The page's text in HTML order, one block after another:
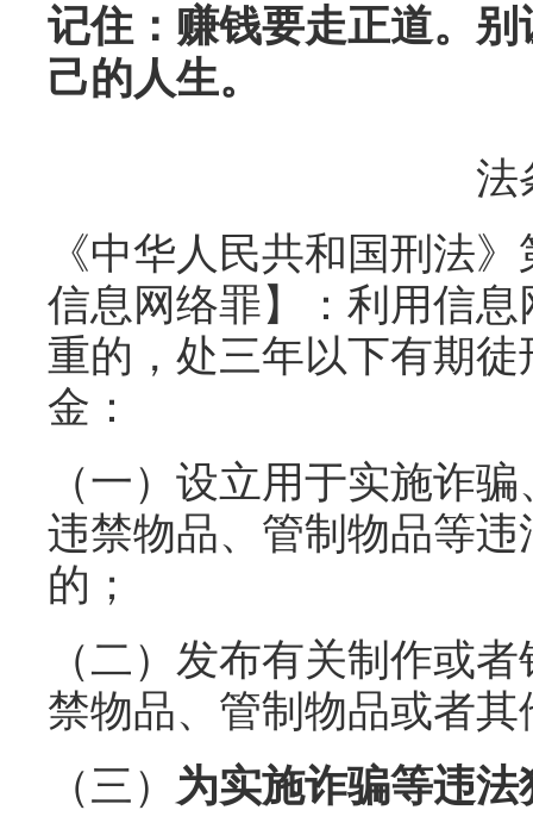
记住：赚钱要走正道。
己的人生。
法
《中华人民共和国刑法
信息网络罪】：利用信
重的，处三年以下有期
金：
（一）设立用于实施诈
违禁物品、管制物品等
的；
（二）发布有关制作或
禁物品、管制物品或者
（三） 为实施诈骗等违